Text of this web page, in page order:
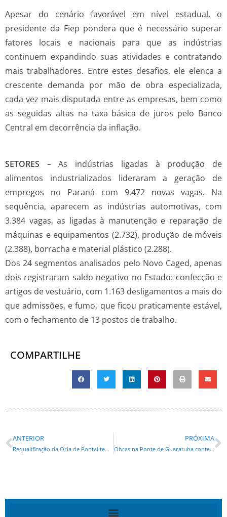
Apesar do cenário favorável em nível estadual, o
presidente da Fiep pondera que é necessário superar
fatores locais e nacionais para que as indústrias
continuem expandindo suas atividades e contratando
mais trabalhadores. Entre estes desafios, ele elenca a
crescente demanda por mão de obra especializada,
cada vez mais disputada entre as empresas, bem como
as seguidas altas na taxa básica de juros pelo Banco
Central em decorrência da inflação.
SETORES –
As indústrias ligadas à produção de
alimentos industrializados lideraram a geração de
empregos no Paraná com 9.472 novas vagas. Na
sequência, aparecem as indústrias automotivas, com
3.384 vagas, as ligadas à manutenção e reparação de
máquinas e equipamentos (2.732), produção de móveis
(2.388), borracha e material plástico (2.288).
Dos 24 segmentos analisados pelo Novo Caged, apenas
dois registraram saldo negativo no Estado: confecção e
artigos de vestuário, com 1.163 desligamentos a mais do
que admissões, e fumo, que ficou praticamente estável,
com o fechamento de 13 postos de trabalho.
COMPARTILHE
ANTERIOR
Requalificação da Orla de Pontal tem consórcio vencedor: investimento de R$ 34,4 milhões
PRÓXIMA
Obras na Ponte de Guaratuba contemplam monitoramento da atividade pesqueira